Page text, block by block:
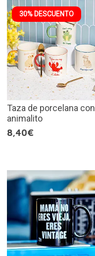
30% DESCUENTO
Taza de porcelana con
animalito
8,40€